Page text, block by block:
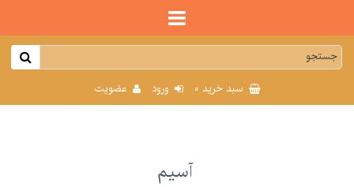
سبد خرید 0 ورود عضویت
آسیم